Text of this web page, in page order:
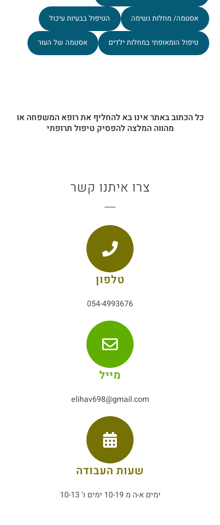
אסטמה/ מחלות נשימה הטיפול בבעיות עיכול
טיפול הומאופתי במחלות ילדים אסטמה של העור
כל הכתוב באתר אינו בא להחליף את רופא המשפחה או
מהווה המלצה להפסיק טיפול תרופתי
צרו איתנו קשר
טלפון
054-4993676
מייל
elihav698@gmail.com
שעות העבודה
ימים א-ה מ 10-19 ימים ו' 10-13